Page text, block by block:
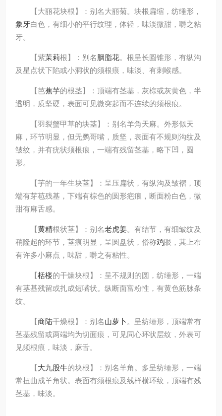
【大丽花块根】：别名大丽菊。块根扁缩，纺缍形，
象牙白色，有细小的平行纹理，体轻，味淡微甜，嚼之粘
牙。
【紫茉莉根】：别名胭脂花。根呈长圆锥形，有纵沟
及星点状下陷或小洞状的须根痕，味淡、有刺喉感。
【芭蕉芋的根茎】：顶端有茎基，灰棕或灰黄色，半
透明，质坚硬，表面可见微突起而不连续的须根痕。
【羽裂蟹甲草的块茎】：别名羊角天麻。外形似天
麻，环节明显，但无鹦哥嘴，质坚，表面有不规则沟纹及
皱纹，并有疣状须根痕，一端有残留茎基，略下凹，圆
形。
【芋的一年生块茎】：呈压扁状，有纵沟及皱褶，顶
端有芽苞残基，下端有棕色的圆形疤痕，断面粉白色，微
甜有麻舌感。
【黄精根状茎】：别名老虎姜。有结节，有细皱纹及
稍隆起的环节，茎痕明显，呈圆盘状，俗称鸡眼，其上布
有许多小麻点，味甜，嚼之有粘性。
【栝楼的干燥块根】：呈不规则的圆，纺缍形，一端
有茎基残留或扎成短嘴状。纵断面富粉性，有黄色筋脉条
纹。
【商陆干燥根】：别名山萝卜。呈纺缍形，顶端常有
茎基残留或两端均为切面痕，可见同心环状层纹，外表可
见须根痕，味淡，麻舌。
【大九股牛的块根】：别名羊角。多呈纺缍形，一端
常扭曲成羊角状。表面有须根痕及线样横环纹，顶端有残
茎基，味淡。